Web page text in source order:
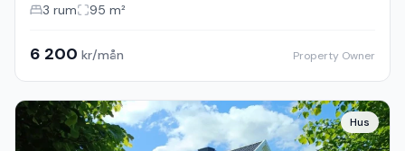
3 rum 95 m²
6 200 kr/mån Property Owner
Hus